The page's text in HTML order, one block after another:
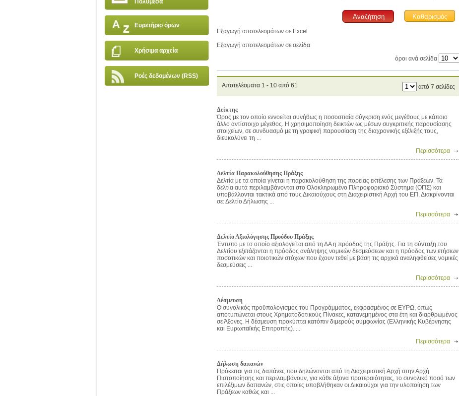
Πολυμέσα
Ευρετήριο όρων
Χρήσιμα αρχεία
Ροές δεδομένων (RSS)
Εξαγωγή αποτελεσμάτων σε Excel
Εξαγωγή αποτελεσμάτων σε σελίδα
όροι ανά σελίδα
Αποτελέσματα 1 - 10 από 61 από 7 σελίδες
Δείκτης
Όρος με τον οποίο εννοείται συνήθως η ποσοστιαία σύγκριση ενός μεγέθους με κάποιο
άλλο αντίστοιχο μέγεθος. Η χρησιμοποίηση δεικτών ως μέσων συγκριτικής παρουσίασης
στοιχείων, σε συνδυασμό με τη γραφική παρουσίαση της διαχρονικής εξέλιξής τους,
διευκολύνει τη ...
Περισσότερα
Δελτία Παρακολούθησης Πράξης
Δελτία με τα οποία γίνεται η παρακολούθηση της πορείας εκτέλεσης των Πράξεων. Τα
δελτία αυτά περιλαμβάνονται στο Ολοκληρωμένο Πληροφοριακό Σύστημα (ΟΠΣ) και
υποβάλλονται τακτικά από τους Δικαιούχους στη Διαχειριστική Αρχή του ΕΠ. Διακρίνονται
σε: Δελτίο Δήλωσης ...
Περισσότερα
Δελτίο Αξιολόγησης Προόδου Πράξης
Έντυπο με το οποίο αξιολογείται από τη ΔΑ η πρόοδος της Πράξης. Για τη σύνταξη του
Δελτίου εξετάζονται η πρόοδος ανάληψης νομικών δεσμεύσεων και η πρόοδος των ετήσιων
ποσοτικών και ποιοτικών στόχων που έχουν τεθεί με βάση τις αρχικά αναληφθείσες νομικές
δεσμεύσεις ...
Περισσότερα
Δέσμευση
Ο συνολικός προϋπολογισμός του Προγράμματος, εκφρασμένος σε ΕΥΡΩ, όπως
αποτυπώνεται στους Χρηματοδοτικούς Πίνακες, κατανεμημένος στα έτη και διαρθρωμένος
σε Άξονες. Η δέσμευση προκύπτει κατόπιν διμερούς συμφωνίας (Ελληνικής Κυβέρνησης
και Ευρωπαϊκής Επιτροπής). ...
Περισσότερα
Δήλωση δαπανών
Πρόκειται για τις δαπάνες που δηλώνονται από τη Διαχειριστική Αρχή στην Αρχή
Πιστοποίησης και περιλαμβάνουν, για κάθε άξονα προτεραιότητας, το συνολικό ποσό των
επιλέξιμων δαπανών, στις οποίες υποβλήθηκαν οι Δικαιούχοι για την υλοποίηση των
Πράξεων καθώς και ...